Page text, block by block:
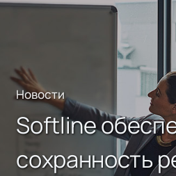
Новости
Softline
сохранность